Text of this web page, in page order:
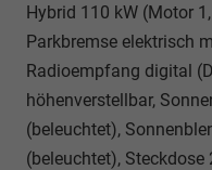
Hybrid 110 kW (Motor
Parkbremse elektrisch
Radioempfang digital
höhenverstellbar,
(beleuchtet),
(beleuchtet),